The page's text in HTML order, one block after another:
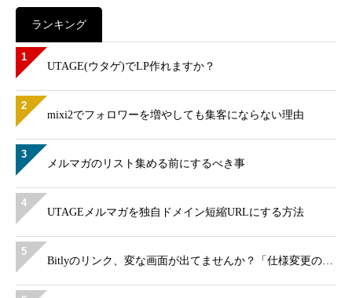
ランキング
1
UTAGE(ウタゲ)でLP作れますか？
2
mixi2でフォロワーを増やしても集客にならない理由
3
メルマガのリスト集める前にするべき事
4
UTAGEメルマガを独自ドメイン短縮URLにする方法
5
Bitlyのリンク、変な画面が出てませんか？「仕様変更の…